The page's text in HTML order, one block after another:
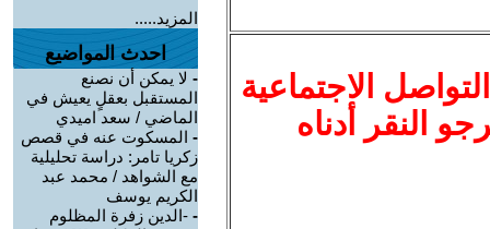
الاجتماعية
النقر أدناه
المزيد.....
احدث المواضيع
- لا يمكن أن نصنع
المستقبل بعقلٍ يعيش في
الماضي / سعد اميدي
- المسكوت عنه في قصص
زكريا تامر: دراسة تحليلية
مع الشواهد / محمد عبد
الكريم يوسف
- -الدين زفرة المظلوم